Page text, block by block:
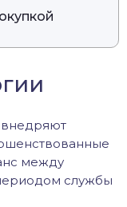
внедряют
между
службы